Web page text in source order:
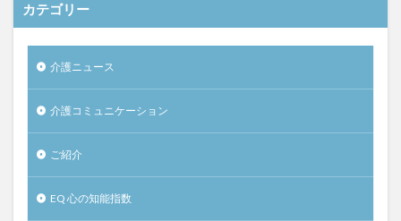
カテゴリー
介護ニュース
介護コミュニケーション
ご紹介
EQ 心の知能指数